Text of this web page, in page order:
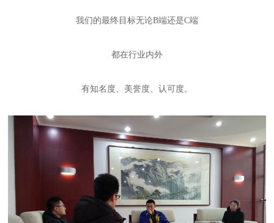
我们的最终目标无论B端还是C端
都在行业内外
有知名度、美誉度、认可度。